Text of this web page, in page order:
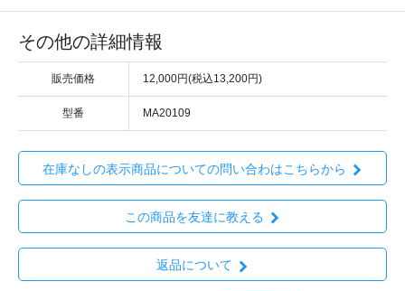
その他の詳細情報
販売価格 12,000円(税込13,200円)
型番 MA20109
在庫なしの表示商品についての問い合わはこちらから
この商品を友達に教える
返品について